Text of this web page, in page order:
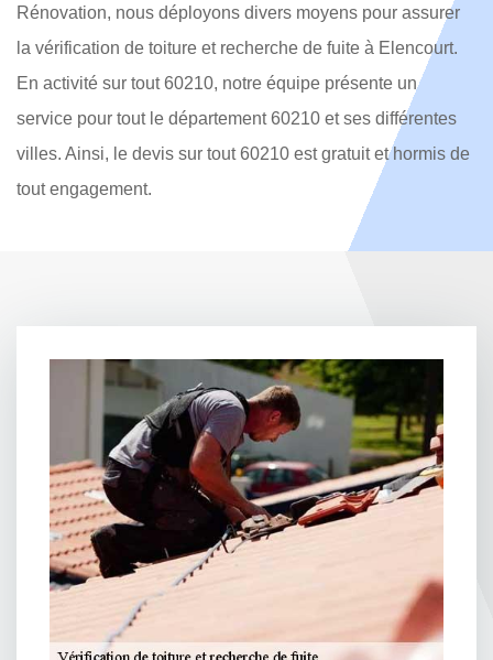
Rénovation, nous déployons divers moyens pour assurer
la vérification de toiture et recherche de fuite à Elencourt.
En activité sur tout 60210, notre équipe présente un
service pour tout le département 60210 et ses différentes
villes. Ainsi, le devis sur tout 60210 est gratuit et hormis de
tout engagement.